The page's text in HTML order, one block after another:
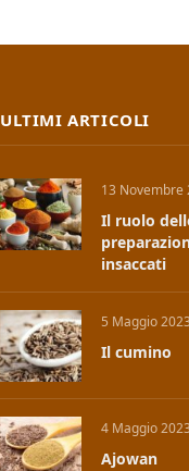
ULTIMI ARTICOLI
13 Novembre
Il ruolo
insaccati
5 Maggio
Il cumino
4 Maggio
Ajowan